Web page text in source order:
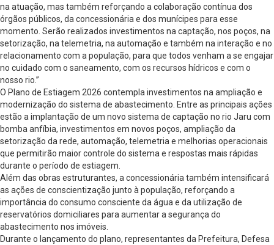
na atuação, mas também reforçando a colaboração contínua dos
órgãos públicos, da concessionária e dos munícipes para esse
momento. Serão realizados investimentos na captação, nos poços, na
setorização, na telemetria, na automação e também na interação e no
relacionamento com a população, para que todos venham a se engajar
no cuidado com o saneamento, com os recursos hídricos e com o
nosso rio.”
O Plano de Estiagem 2026 contempla investimentos na ampliação e
modernização do sistema de abastecimento. Entre as principais ações
estão a implantação de um novo sistema de captação no rio Jaru com
bomba anfíbia, investimentos em novos poços, ampliação da
setorização da rede, automação, telemetria e melhorias operacionais
que permitirão maior controle do sistema e respostas mais rápidas
durante o período de estiagem.
Além das obras estruturantes, a concessionária também intensificará
as ações de conscientização junto à população, reforçando a
importância do consumo consciente da água e da utilização de
reservatórios domiciliares para aumentar a segurança do
abastecimento nos imóveis.
Durante o lançamento do plano, representantes da Prefeitura, Defesa